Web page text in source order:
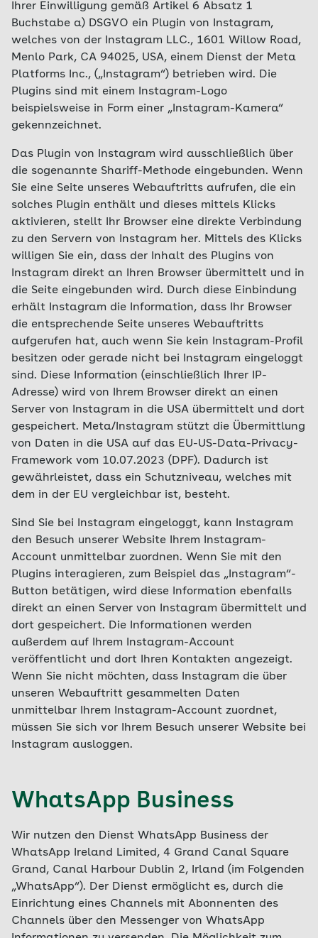
Ihrer Einwilligung gemäß Artikel 6 Absatz 1
Buchstabe a) DSGVO ein Plugin von Instagram,
welches von der Instagram LLC., 1601 Willow Road,
Menlo Park, CA 94025, USA, einem Dienst der Meta
Platforms Inc., („Instagram“) betrieben wird. Die
Plugins sind mit einem Instagram-Logo
beispielsweise in Form einer „Instagram-Kamera“
gekennzeichnet.
Das Plugin von Instagram wird ausschließlich über
die sogenannte Shariff-Methode eingebunden. Wenn
Sie eine Seite unseres Webauftritts aufrufen, die ein
solches Plugin enthält und dieses mittels Klicks
aktivieren, stellt Ihr Browser eine direkte Verbindung
zu den Servern von Instagram her. Mittels des Klicks
willigen Sie ein, dass der Inhalt des Plugins von
Instagram direkt an Ihren Browser übermittelt und in
die Seite eingebunden wird. Durch diese Einbindung
erhält Instagram die Information, dass Ihr Browser
die entsprechende Seite unseres Webauftritts
aufgerufen hat, auch wenn Sie kein Instagram-Profil
besitzen oder gerade nicht bei Instagram eingeloggt
sind. Diese Information (einschließlich Ihrer IP-
Adresse) wird von Ihrem Browser direkt an einen
Server von Instagram in die USA übermittelt und dort
gespeichert. Meta/Instagram stützt die Übermittlung
von Daten in die USA auf das EU-US-Data-Privacy-
Framework vom 10.07.2023 (DPF). Dadurch ist
gewährleistet, dass ein Schutzniveau, welches mit
dem in der EU vergleichbar ist, besteht.
Sind Sie bei Instagram eingeloggt, kann Instagram
den Besuch unserer Website Ihrem Instagram-
Account unmittelbar zuordnen. Wenn Sie mit den
Plugins interagieren, zum Beispiel das „Instagram“-
Button betätigen, wird diese Information ebenfalls
direkt an einen Server von Instagram übermittelt und
dort gespeichert. Die Informationen werden
außerdem auf Ihrem Instagram-Account
veröffentlicht und dort Ihren Kontakten angezeigt.
Wenn Sie nicht möchten, dass Instagram die über
unseren Webauftritt gesammelten Daten
unmittelbar Ihrem Instagram-Account zuordnet,
müssen Sie sich vor Ihrem Besuch unserer Website bei
Instagram ausloggen.
WhatsApp Business
Wir nutzen den Dienst WhatsApp Business der
WhatsApp Ireland Limited, 4 Grand Canal Square
Grand, Canal Harbour Dublin 2, Irland (im Folgenden
„WhatsApp“). Der Dienst ermöglicht es, durch die
Einrichtung eines Channels mit Abonnenten des
Channels über den Messenger von WhatsApp